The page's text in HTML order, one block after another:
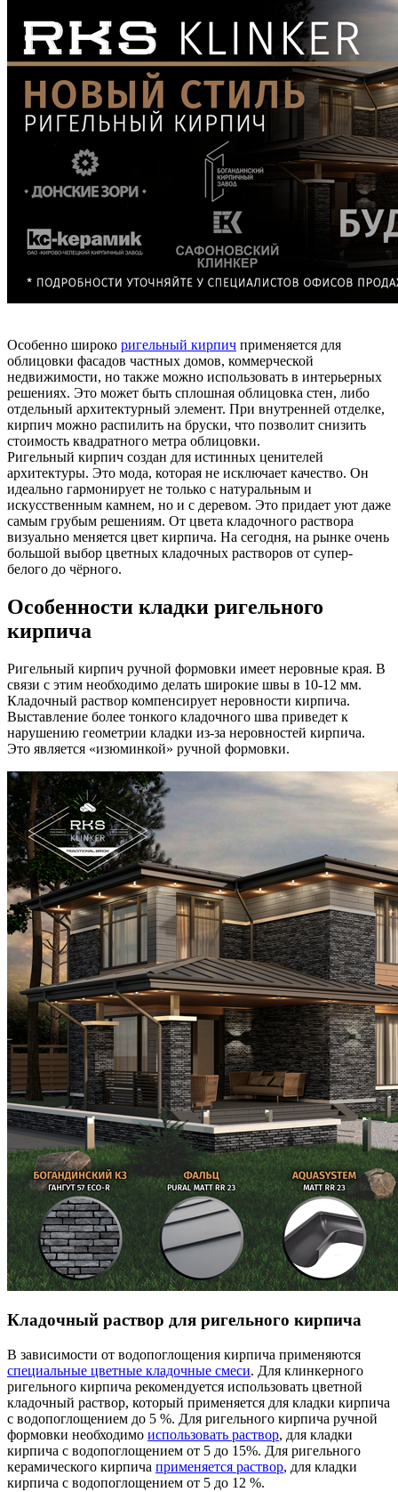
Особенно широко ригельный кирпич применяется для
облицовки фасадов частных домов, коммерческой
недвижимости, но также можно использовать в интерьерных
решениях. Это может быть сплошная облицовка стен, либо
отдельный архитектурный элемент. При внутренней отделке,
кирпич можно распилить на бруски, что позволит снизить
стоимость квадратного метра облицовки.
Ригельный кирпич создан для истинных ценителей
архитектуры. Это мода, которая не исключает качество. Он
идеально гармонирует не только с натуральным и
искусственным камнем, но и с деревом. Это придает уют даже
самым грубым решениям. От цвета кладочного раствора
визуально меняется цвет кирпича. На сегодня, на рынке очень
большой выбор цветных кладочных растворов от супер-
белого до чёрного.
Особенности кладки ригельного
кирпича
Ригельный кирпич ручной формовки имеет неровные края. В
связи с этим необходимо делать широкие швы в 10-12 мм.
Кладочный раствор компенсирует неровности кирпича.
Выставление более тонкого кладочного шва приведет к
нарушению геометрии кладки из-за неровностей кирпича.
Это является «изюминкой» ручной формовки.
Кладочный раствор для ригельного кирпича
В зависимости от водопоглощения кирпича применяются
специальные цветные кладочные смеси. Для клинкерного
ригельного кирпича рекомендуется использовать цветной
кладочный раствор, который применяется для кладки кирпича
с водопоглощением до 5 %. Для ригельного кирпича ручной
формовки необходимо использовать раствор, для кладки
кирпича с водопоглощением от 5 до 15%. Для ригельного
керамического кирпича применяется раствор, для кладки
кирпича с водопоглощением от 5 до 12 %.